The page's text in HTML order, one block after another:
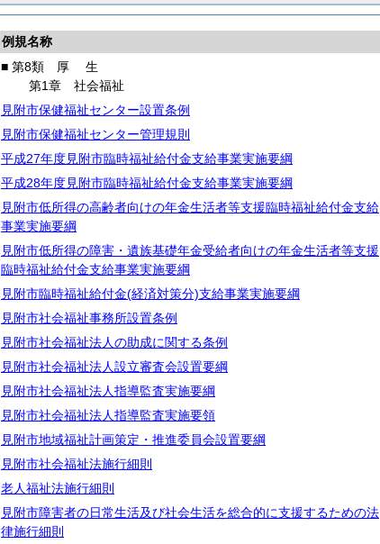
例規名称
■ 第8類 厚 生
第1章 社会福祉
見附市保健福祉センター設置条例
見附市保健福祉センター管理規則
平成27年度見附市臨時福祉給付金支給事業実施要綱
平成28年度見附市臨時福祉給付金支給事業実施要綱
見附市低所得の高齢者向けの年金生活者等支援臨時福祉給付金支給
事業実施要綱
見附市低所得の障害・遺族基礎年金受給者向けの年金生活者等支援
臨時福祉給付金支給事業実施要綱
見附市臨時福祉給付金(経済対策分)支給事業実施要綱
見附市社会福祉事務所設置条例
見附市社会福祉法人の助成に関する条例
見附市社会福祉法人設立審査会設置要綱
見附市社会福祉法人指導監査実施要綱
見附市社会福祉法人指導監査実施要領
見附市地域福祉計画策定・推進委員会設置要綱
見附市社会福祉法施行細則
老人福祉法施行細則
見附市障害者の日常生活及び社会生活を総合的に支援するための法
律施行細則